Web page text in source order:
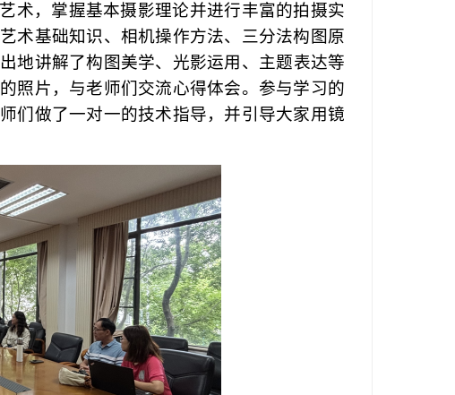
术，掌握基本摄影理论并进行丰富的拍摄实
术基础知识、相机操作方法、三分法构图原
地讲解了构图美学、 光影运用 、主题表达等
照片，与老师们交流心得体会。参与学习的
们做了一对一的技术指导，并引导大家用镜